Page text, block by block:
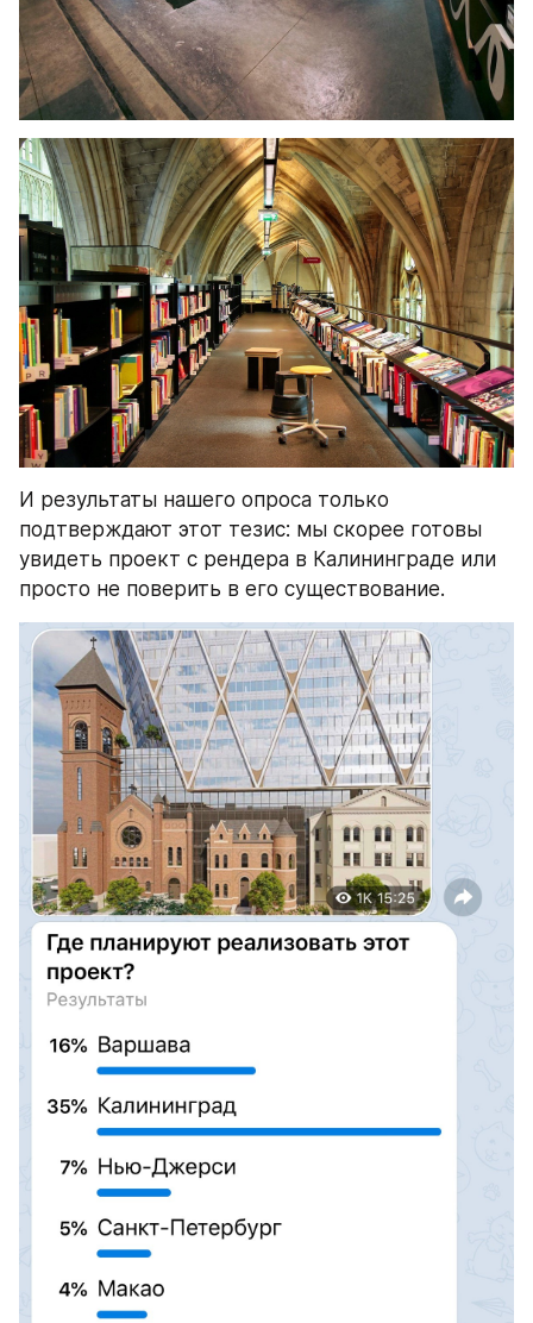
И результаты нашего опроса только
подтверждают этот тезис: мы скорее готовы
увидеть проект с рендера в Калининграде или
просто не поверить в его существование.